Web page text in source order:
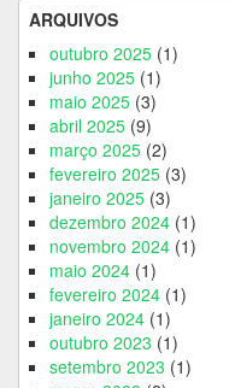
ARQUIVOS
outubro 2025 (1)
junho 2025 (1)
maio 2025 (3)
abril 2025 (9)
março 2025 (2)
fevereiro 2025 (3)
janeiro 2025 (3)
dezembro 2024 (1)
novembro 2024 (1)
maio 2024 (1)
fevereiro 2024 (1)
janeiro 2024 (1)
outubro 2023 (1)
setembro 2023 (1)